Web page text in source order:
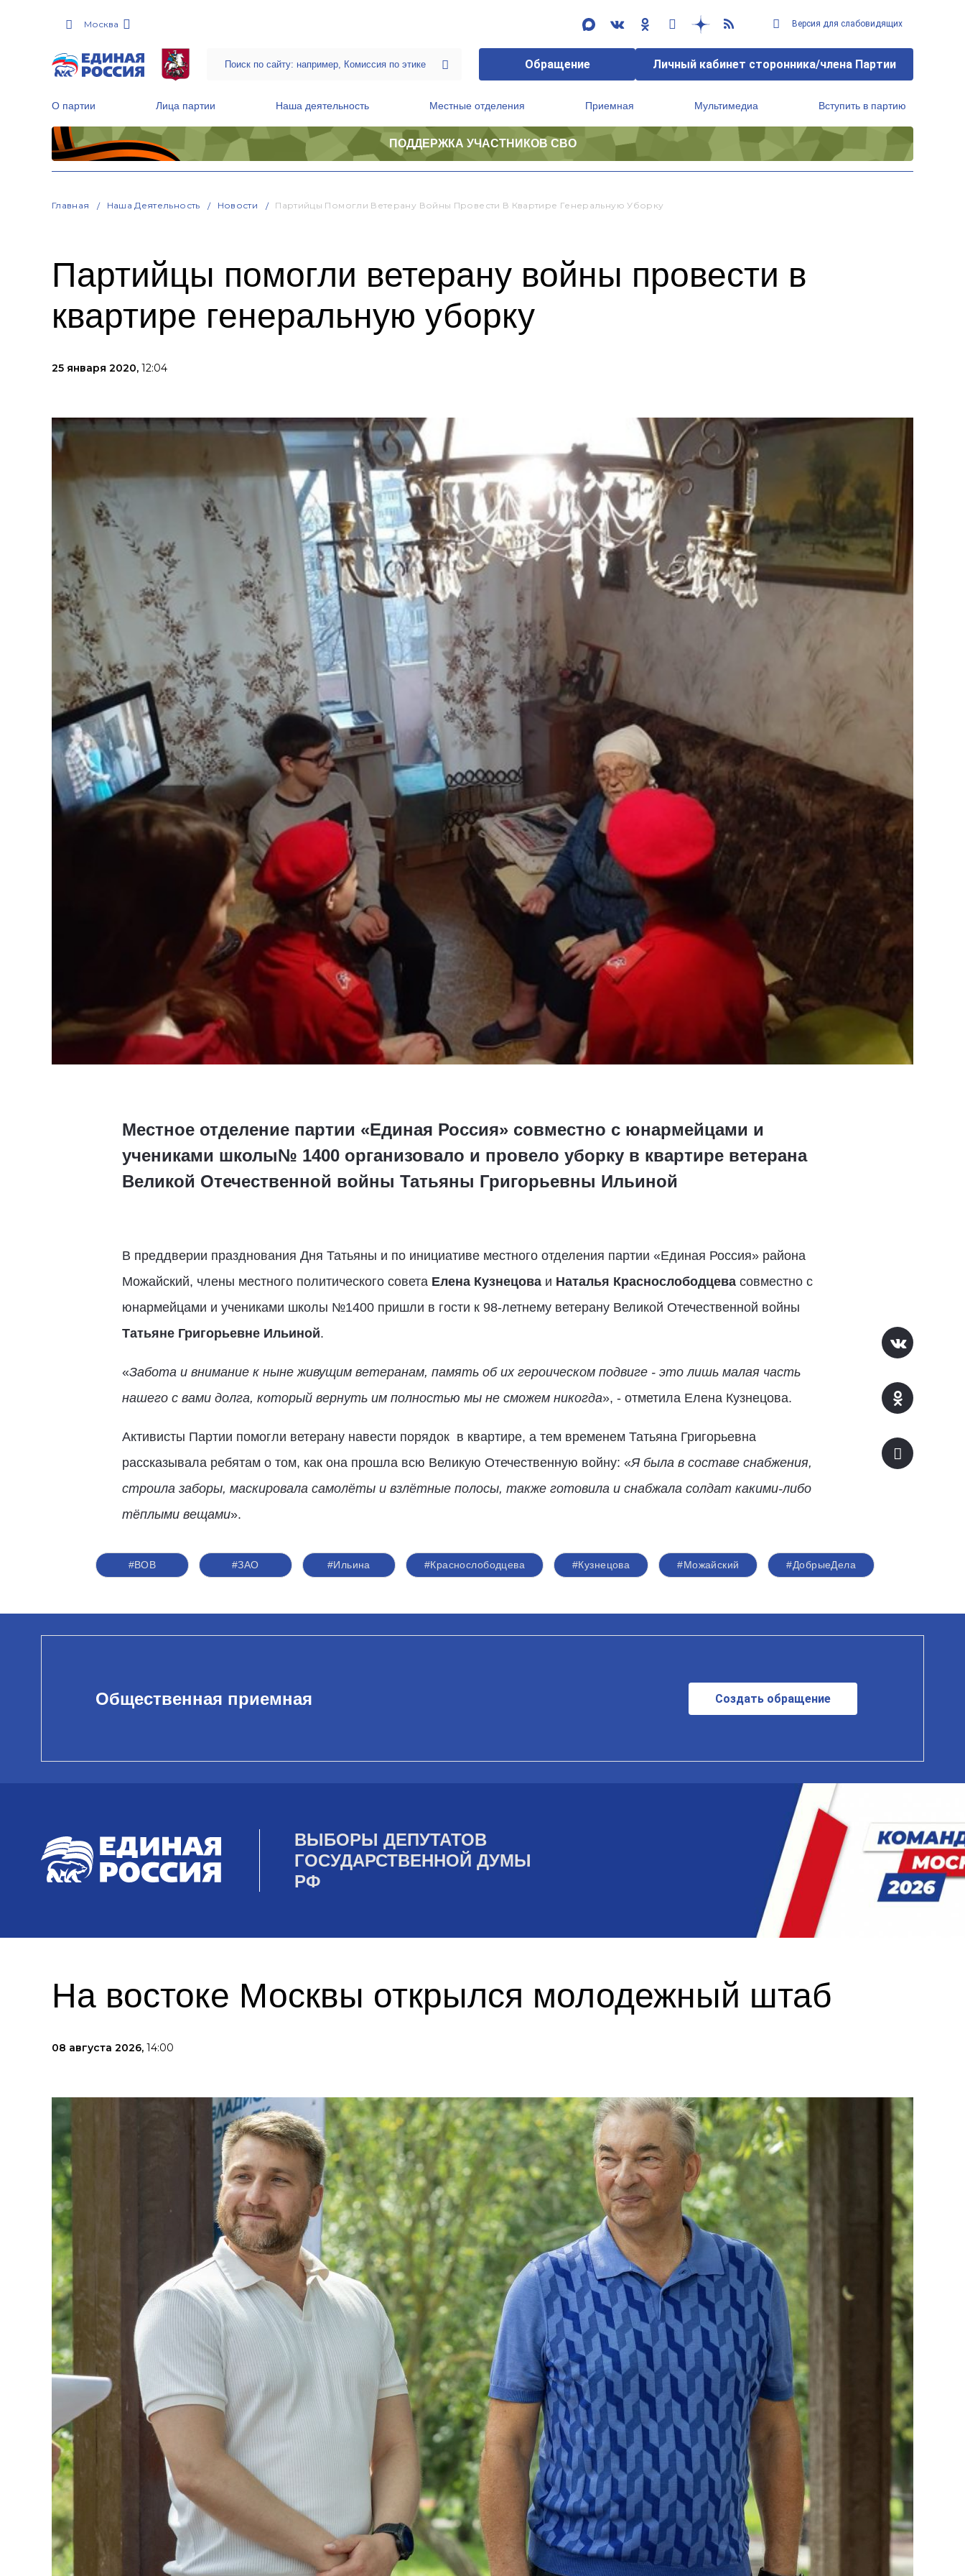
Москва Версия для слабовидящих
Обращение Личный кабинет сторонника/члена Партии
О партии Лица партии Наша деятельность Местные отделения Приемная Мультимедиа Вступить в партию
ПОДДЕРЖКА УЧАСТНИКОВ СВО
Главная Наша Деятельность Новости Партийцы Помогли Ветерану Войны Провести В Квартире Генеральную Уборку
Партийцы помогли ветерану войны провести в
квартире генеральную уборку
25 января 2020, 12:04
Местное отделение партии «Единая Россия» совместно с юнармейцами и
учениками школы№ 1400 организовало и провело уборку в квартире ветерана
Великой Отечественной войны Татьяны Григорьевны Ильиной
В преддверии празднования Дня Татьяны и по инициативе местного отделения партии «Единая Россия» района
Можайский, члены местного политического совета Елена Кузнецоваи Наталья Краснослободцевасовместно с
юнармейцами и учениками школы №1400 пришли в гости к 98-летнему ветерану Великой Отечественной войны
Татьяне Григорьевне Ильиной.
«Забота и внимание к ныне живущим ветеранам, память об их героическом подвиге - это лишь малая часть
нашего с вами долга, который вернуть им полностью мы не сможем никогда», - отметила Елена Кузнецова.
Активисты Партии помогли ветерану навести порядок в квартире, а тем временем Татьяна Григорьевна
рассказывала ребятам о том, как она прошла всю Великую Отечественную войну: «Я была в составе снабжения,
строила заборы, маскировала самолёты и взлётные полосы, также готовила и снабжала солдат какими-либо
тёплыми вещами».
#ВОВ #ЗАО #Ильина #Краснослободцева #Кузнецова #Можайский #ДобрыеДела
Общественная приемная Создать обращение
ВЫБОРЫ ДЕПУТАТОВ
ГОСУДАРСТВЕННОЙ ДУМЫ
РФ
На востоке Москвы открылся молодежный штаб
08 августа 2026, 14:00